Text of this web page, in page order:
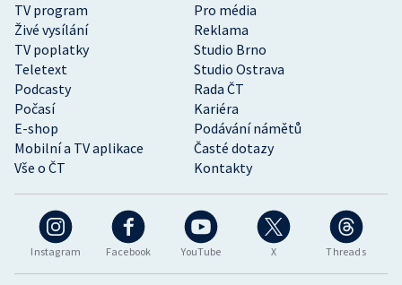
Instagram Facebook YouTube X Threads
TV program
Pro média
Živé vysílání
Reklama
TV poplatky
Studio Brno
Teletext
Studio Ostrava
Podcasty
Rada ČT
Počasí
Kariéra
E-shop
Podávání námětů
Mobilní a TV aplikace
Časté dotazy
Vše o ČT
Kontakty